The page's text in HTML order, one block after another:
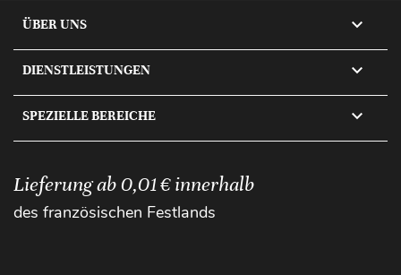
ÜBER UNS 
DIENSTLEISTUNGEN 
SPEZIELLE BEREICHE 
Lieferung ab 0,01 € innerhalb
des französischen Festlands